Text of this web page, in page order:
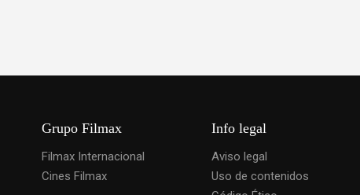
Grupo Filmax
Filmax Internacional
Cines Filmax
Info legal
Aviso legal
Uso de contenidos